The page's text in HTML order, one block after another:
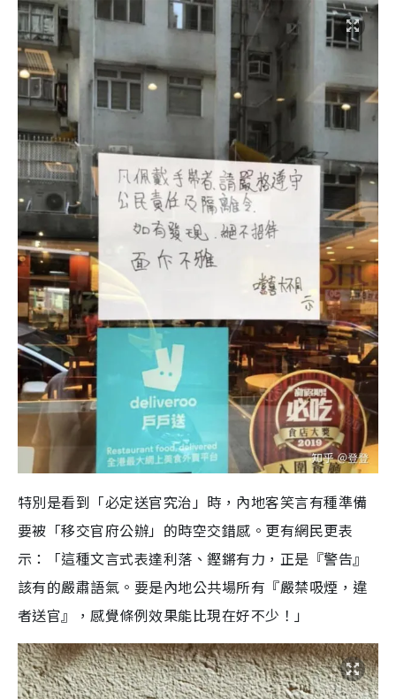
特別是看到「必定送官究治」時，內地客笑言有種準備
要被「移交官府公辦」的時空交錯感。更有網民更表
示：「這種文言式表達利落、鏗鏘有力，正是『警告』
該有的嚴肅語氣。要是內地公共場所有『嚴禁吸煙，違
者送官』，感覺條例效果能比現在好不少！」